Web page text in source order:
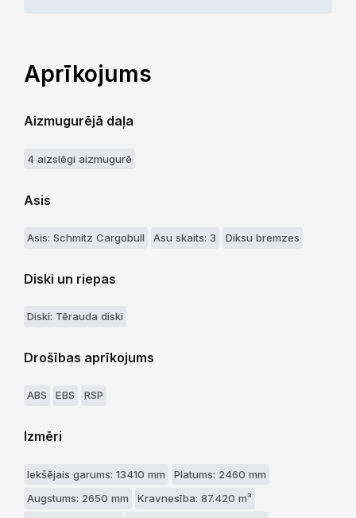
Aprīkojums
Aizmugurējā daļa
4 aizslēgi aizmugurē
Asis
Asis: Schmitz Cargobull Asu skaits: 3 Diksu bremzes
Diski un riepas
Diski: Tērauda diski
Drošības aprīkojums
ABS EBS RSP
Izmēri
Iekšējais garums: 13410 mm
Platums: 2460 mm
Augstums: 2650 mm
Kravnesība: 87.420 m³